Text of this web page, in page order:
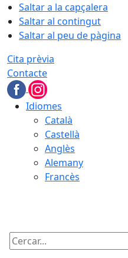
Saltar a la capçalera
Saltar al contingut
Saltar al peu de pàgina
Cita prèvia
Contacte
Idiomes
Català
Castellà
Anglès
Alemany
Francès
Cercar: